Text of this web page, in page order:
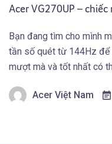
Acer VG270UP –
Bạn đang tìm cho mình
tần số quét từ 144Hz để
mượt mà và tốt nhất có
đáp ứng được […]
Acer Việt Nam